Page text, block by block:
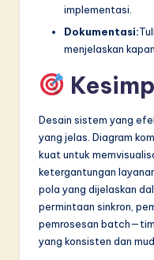
implementasi.
Dokumentasi:
menjelaskan
Desain sistem yang
yang jelas. Diagram
kuat untuk
ketergantungan
pola yang dijelaskan
permintaan sinkron,
pemrosesan
yang konsisten dan